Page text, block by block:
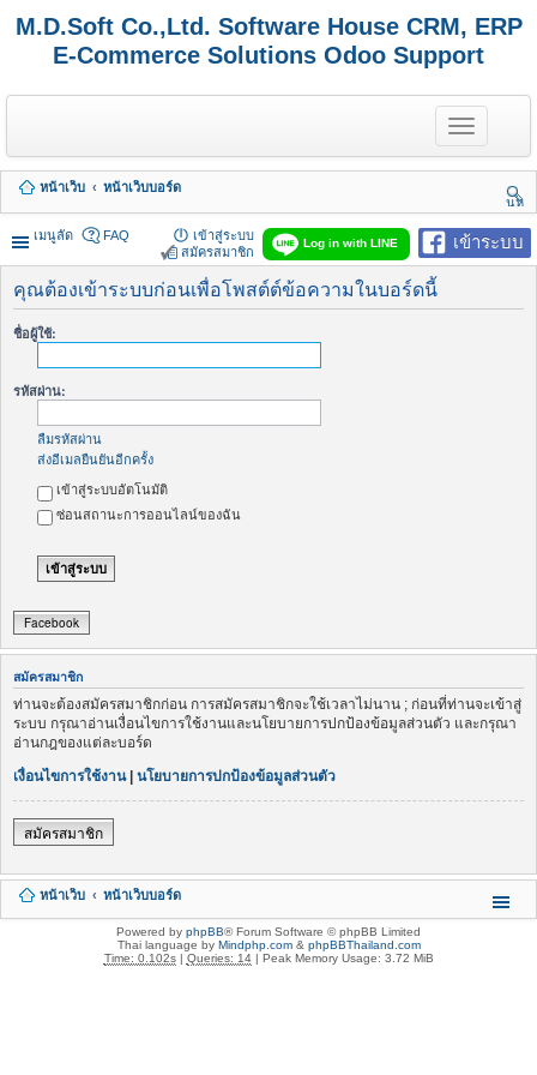
M.D.Soft Co.,Ltd. Software House CRM, ERP
E-Commerce Solutions Odoo Support
T
o
g
e
n
a
v
g
หน้าเว็บ
หน้าเว็บบอร์ด
นห
า
เมนูลัด
เข้าระบบ
Log in with LINE
FAQ
เข้าสู่ระบบ
สมัครสมาชิก
คุณต้องเข้าระบบก่อนเพื่อโพสต์ต์ข้อความในบอร์ดนี้
ชื่อผู้ใช้:
รหัสผ่าน:
ลืมรหัสผ่าน
ส่งอีเมลยืนยันอีกครั้ง
เข้าสู่ระบบอัตโนมัติ
ซ่อนสถานะการออนไลน์ของฉัน
Facebook
สมัครสมาชิก
ท่านจะต้องสมัครสมาชิกก่อน การสมัครสมาชิกจะใช้เวลาไม่นาน ; ก่อนที่ท่านจะเข้าสู่
ระบบ กรุณาอ่านเงื่อนไขการใช้งานและนโยบายการปกป้องข้อมูลส่วนตัว และกรุณา
อ่านกฎของแต่ละบอร์ด
เงื่อนไขการใช้งาน| นโยบายการปกป้องข้อมูลส่วนตัว
สมัครสมาชิก
หน้าเว็บ หน้าเว็บบอร์ด
Powered by phpBB® Forum Software © phpBB Limited
Thai language by Mindphp.com& phpBBThailand.com
Time: 0.102s| Queries: 14| Peak Memory Usage: 3.72 MiB